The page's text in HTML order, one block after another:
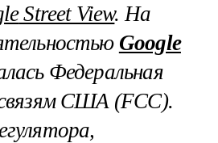
Street View. На
Google
Федеральная
США (FCC).